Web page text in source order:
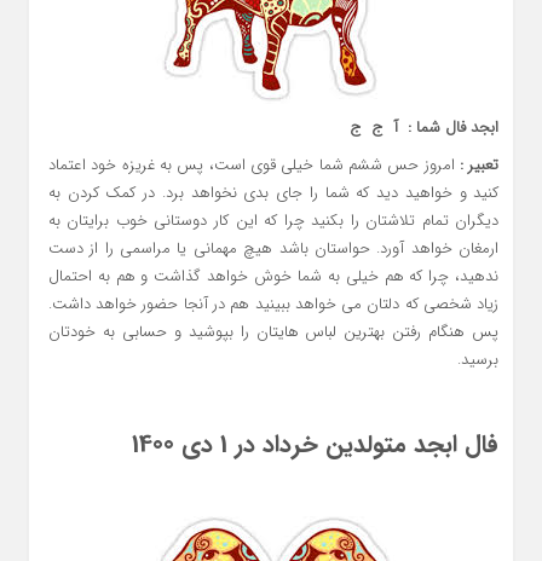
ابجد فال شما : آ ج ج
تعبیر : امروز حس ششم شما خیلی قوی است، پس به غریزه خود اعتماد
کنید و خواهید دید که شما را جای بدی نخواهد برد. در کمک کردن به
دیگران تمام تلاشتان را بکنید چرا که این کار دوستانی خوب برایتان به
ارمغان خواهد آورد. حواستان باشد هیچ مهمانی یا مراسمی را از دست
ندهید، چرا که هم خیلی به شما خوش خواهد گذاشت و هم به احتمال
زیاد شخصی که دلتان می خواهد ببینید هم در آنجا حضور خواهد داشت.
پس هنگام رفتن بهترین لباس هایتان را بپوشید و حسابی به خودتان
برسید.
فال ابجد متولدین خرداد در 1 دی 1400